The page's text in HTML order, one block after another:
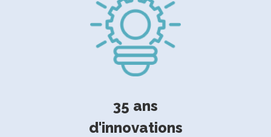
35 ans
d'innovations